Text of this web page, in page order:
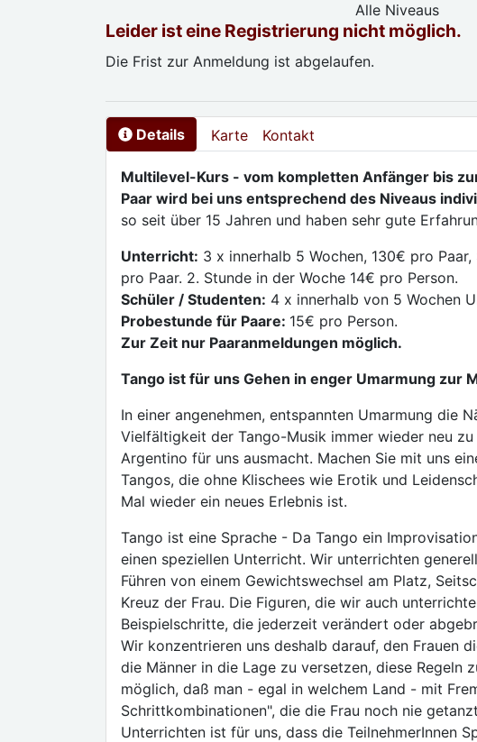
Alle Niveaus
Leider ist eine Registrierung nicht möglich.
Die Frist zur Anmeldung ist abgelaufen.
Details Karte Kontakt
Multilevel-Kurs - vom kompletten Anfänger bis
Paar wird bei uns entsprechend des Niveaus
so seit über 15 Jahren und haben sehr gute
Unterricht: 3 x innerhalb 5 Wochen, 130€ pro
pro Paar. 2. Stunde in der Woche 14€ pro Person.
Schüler / Studenten: 4 x innerhalb von 5 Wochen
Probestunde für Paare: 15€ pro Person.
Zur Zeit nur Paaranmeldungen möglich.
Tango ist für uns Gehen in enger Umarmung zur
In einer angenehmen, entspannten Umarmung die
Vielfältigkeit der Tango-Musik immer wieder neu
Argentino für uns ausmacht. Machen Sie mit uns
Tangos, die ohne Klischees wie Erotik und
Mal wieder ein neues Erlebnis ist.
Tango ist eine Sprache - Da Tango ein
einen speziellen Unterricht. Wir unterrichten
Führen von einem Gewichtswechsel am Platz,
Kreuz der Frau. Die Figuren, die wir auch
Beispielschritte, die jederzeit verändert oder
Wir konzentrieren uns deshalb darauf, den Frauen
die Männer in die Lage zu versetzen, diese Regeln
möglich, daß man - egal in welchem Land - mit
Schrittkombinationen", die die Frau noch nie
Unterrichten ist für uns, dass die TeilnehmerInnen